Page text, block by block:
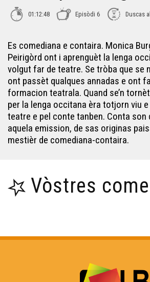
Elòdia Forsans - L'emparaulada
Yvan Bareyre - L'emparaulada
Annie Lavielle - L'Emparaulada
01:12:48 Episòdi 6 Duscas
Es comediana e contaira. Monica
Peirigòrd ont i aprenguèt la lenga
volgut far de teatre. Se tròba que se
ont passèt qualques annadas e ont
formacion teatrala. Quand se’n
per la lenga occitana èra totjorn viu
teatre e pel conte tanben. Conta son
aquela emission, de sas originas
mestièr de comediana-contaira.
Vòstres